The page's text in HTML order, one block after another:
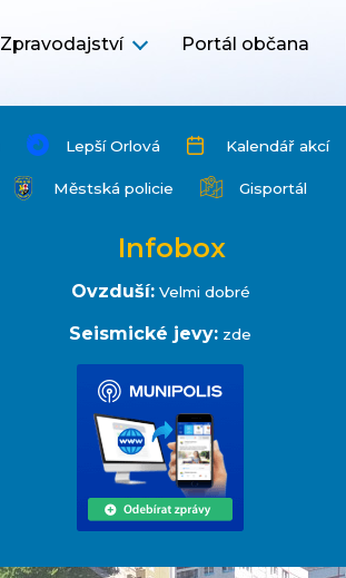
Zpravodajství Portál občana
Lepší Orlová Kalendář akcí
Městská policie Gisportál
Infobox
Ovzduší: Velmi dobré
Seismické jevy: zde